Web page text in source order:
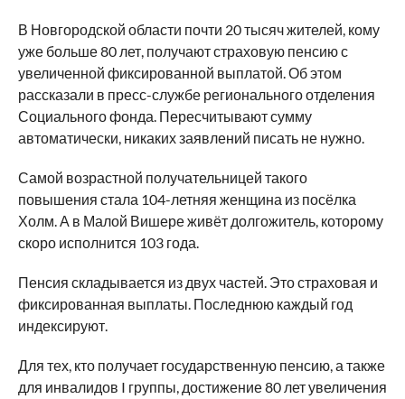
В Новгородской области почти 20 тысяч жителей, кому
уже больше 80 лет, получают страховую пенсию с
увеличенной фиксированной выплатой. Об этом
рассказали в пресс-службе регионального отделения
Социального фонда. Пересчитывают сумму
автоматически, никаких заявлений писать не нужно.
Самой возрастной получательницей такого
повышения стала 104-летняя женщина из посёлка
Холм. А в Малой Вишере живёт долгожитель, которому
скоро исполнится 103 года.
Пенсия складывается из двух частей. Это страховая и
фиксированная выплаты. Последнюю каждый год
индексируют.
Для тех, кто получает государственную пенсию, а также
для инвалидов I группы, достижение 80 лет увеличения